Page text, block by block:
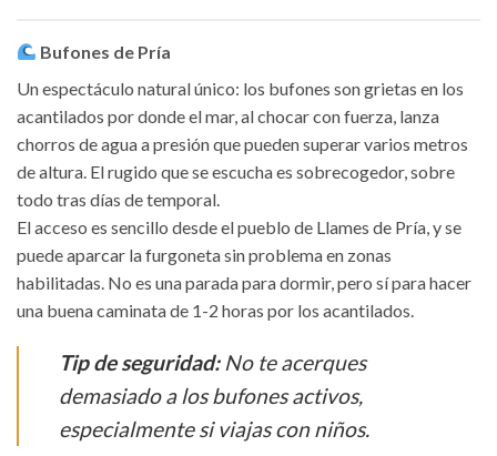
Bufones de Pría
Un espectáculo natural único: los bufones son grietas en los
acantilados por donde el mar, al chocar con fuerza, lanza
chorros de agua a presión que pueden superar varios metros
de altura. El rugido que se escucha es sobrecogedor, sobre
todo tras días de temporal.
El acceso es sencillo desde el pueblo de Llames de Pría, y se
puede aparcar la furgoneta sin problema en zonas
habilitadas. No es una parada para dormir, pero sí para hacer
una buena caminata de 1-2 horas por los acantilados.
Tip de seguridad:No te acerques
demasiado a los bufones activos,
especialmente si viajas con niños.